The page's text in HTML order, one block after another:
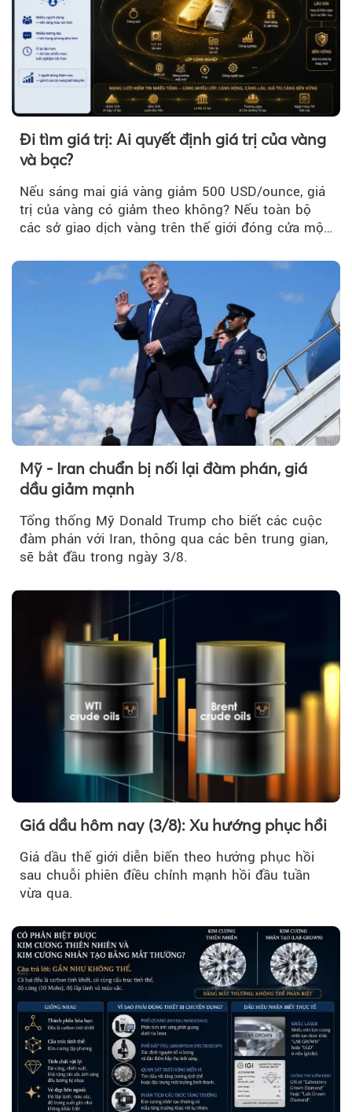
Đi tìm giá trị: Ai quyết định giá trị của vàng
và bạc?
Nếu sáng mai giá vàng giảm 500 USD/ounce, giá
trị của vàng có giảm theo không? Nếu toàn bộ
các sở giao dịch vàng trên thế giới đóng cửa một
Mỹ - Iran chuẩn bị nối lại đàm phán, giá
dầu giảm mạnh
Tổng thống Mỹ Donald Trump cho biết các cuộc
đàm phán với Iran, thông qua các bên trung gian,
sẽ bắt đầu trong ngày 3/8.
Giá dầu hôm nay (3/8): Xu hướng phục hồi
Giá dầu thế giới diễn biến theo hướng phục hồi
sau chuỗi phiên điều chỉnh mạnh hồi đầu tuần
vừa qua.